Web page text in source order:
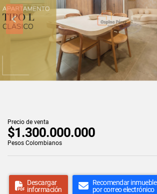
Precio de venta
$1.300.000.000
Pesos Colombianos
Descargar
información
Recomendar inmueble
por correo electrónico